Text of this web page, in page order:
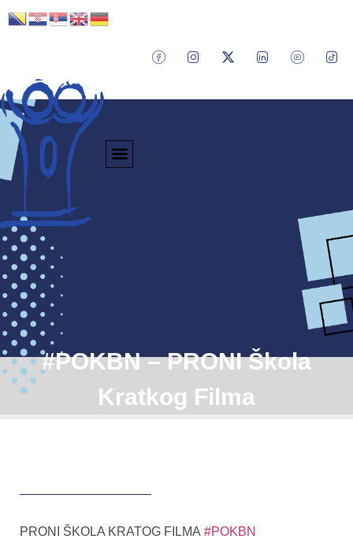
#POKBN – PRONI Škola
Kratkog Filma
PRONI ŠKOLA KRATOG FILMA #POKBN